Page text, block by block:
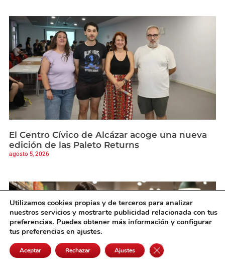
El Centro Cívico de Alcázar acoge una nueva
edición de las Paleto Returns
agosto 5, 2026
Utilizamos cookies propias y de terceros para analizar
nuestros servicios y mostrarte publicidad relacionada con tus
preferencias. Puedes obtener más información y configurar
tus preferencias en ajustes.
Aceptar Rechazar Ajustes Cerrar el banner de